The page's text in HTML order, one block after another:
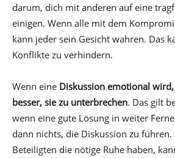
darum, dich mit anderen auf eine
einigen. Wenn alle mit dem
kann jeder sein Gesicht wahren. Das
Konflikte zu verhindern.
Wenn eine Diskussion emotional
besser, sie zu unterbrechen. Das gilt
wenn eine gute Lösung in weiter
dann nichts, die Diskussion zu führen.
Beteiligten die nötige Ruhe haben,